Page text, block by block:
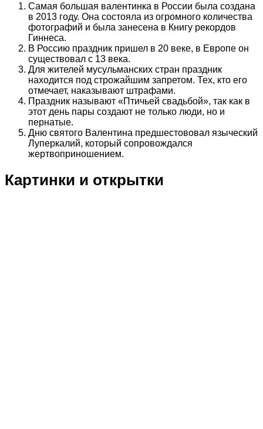
Самая большая валентинка в России была создана
в 2013 году. Она состояла из огромного количества
фотографий и была занесена в Книгу рекордов
Гиннеса.
В Россию праздник пришел в 20 веке, в Европе он
существовал с 13 века.
Для жителей мусульманских стран праздник
находится под строжайшим запретом. Тех, кто его
отмечает, наказывают штрафами.
Праздник называют «Птичьей свадьбой», так как в
этот день пары создают не только люди, но и
пернатые.
Дню святого Валентина предшестововал языческий
Луперкалий, который сопровождался
жертвоприношением.
Картинки и открытки